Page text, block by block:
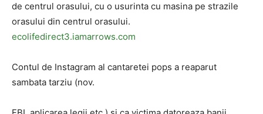
de centrul orasului, cu o usurinta cu masina pe strazile
orasului din centrul orasului.
ecolifedirect3.iamarrows.com
Contul de Instagram al cantaretei pops a reaparut
sambata tarziu (nov.